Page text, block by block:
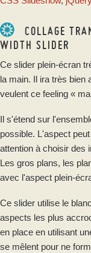
COLLAGE
WIDTH SLIDER
Ce slider plein-écran
la main. Il ira très bien
veulent ce feeling «
Il s'étend sur
possible. L'aspect
attention à choisir des
Les gros plans, les
avec l'aspect plein-
Ce slider utilise le
aspects les plus
en place en utilisant
se mêlent pour ne